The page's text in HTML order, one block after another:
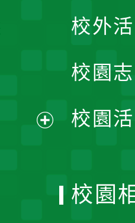
單
校外
校園
校園
校園